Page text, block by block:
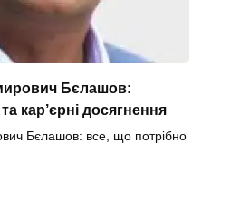
Бєлашов:
кар’єрні досягнення
Бєлашов: все, що потрібно